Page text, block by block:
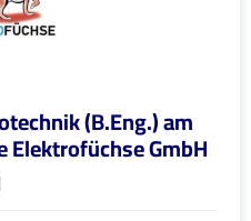
(B.Eng.) am
GmbH